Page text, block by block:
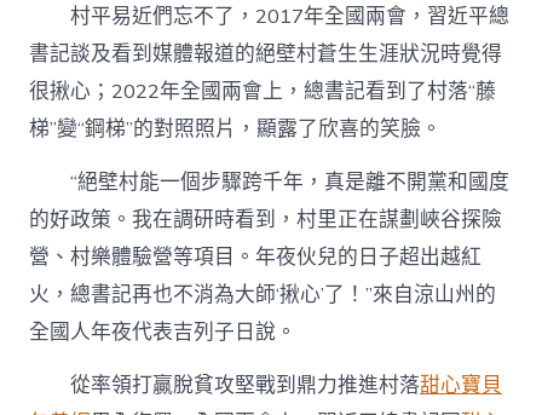
村平易近們忘不了，2017年全國兩會，習近平總
書記談及看到媒體報道的絕壁村蒼生生涯狀況時覺得
很揪心；2022年全國兩會上，總書記看到了村落“藤
梯”變“鋼梯”的對照照片，顯露了欣喜的笑臉。
“絕壁村能一個步驟跨千年，真是離不開黨和國度
的好政策。我在調研時看到，村里正在謀劃峽谷探險
營、村樂體驗營等項目。年夜伙兒的日子超出越紅
火，總書記再也不消為大師‘揪心’了！”來自涼山州的
全國人年夜代表吉列子日說。
從率領打贏脫貧攻堅戰到鼎力推進村落甜心寶貝